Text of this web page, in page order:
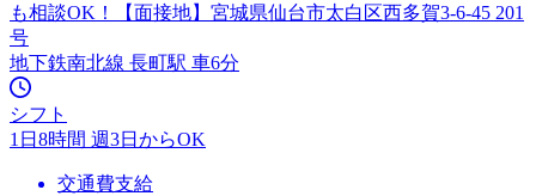
も相談OK！【面接地】宮城県仙台市太白区西多賀3-6-45 201
号
地下鉄南北線 長町駅 車6分
シフト
1日8時間 週3日からOK
交通費支給